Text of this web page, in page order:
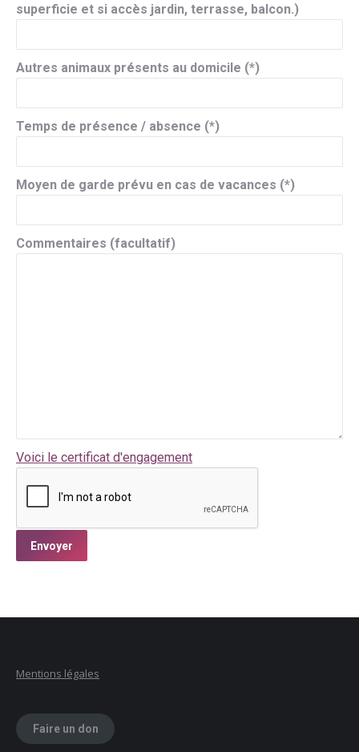
superficie et si accès jardin, terrasse, balcon.)
Autres animaux présents au domicile (*)
Temps de présence / absence (*)
Moyen de garde prévu en cas de vacances (*)
Commentaires (facultatif)
Voici le certificat d'engagement
Mentions légales
Faire un don